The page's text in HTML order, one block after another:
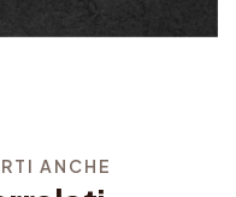
ANCHE